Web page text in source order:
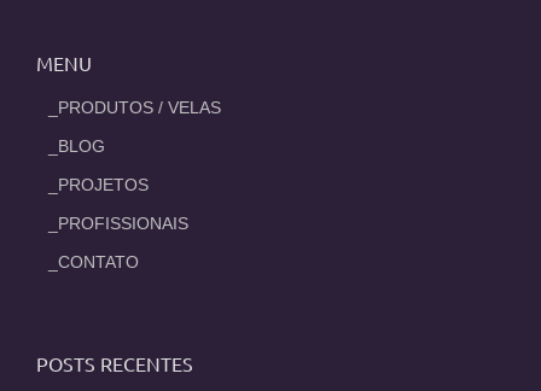
MENU
_PRODUTOS / VELAS
_BLOG
_PROJETOS
_PROFISSIONAIS
_CONTATO
POSTS RECENTES